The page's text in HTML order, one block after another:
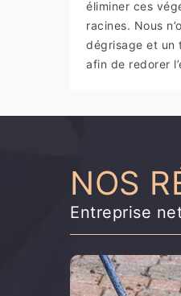
éliminer ces
racines. Nous
dégrisage et un
afin de redorer
NOS
Entreprise